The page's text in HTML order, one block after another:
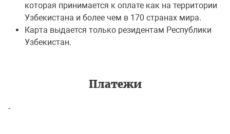
которая принимается к оплате как на территории
Узбекистана и более чем в 170 странах мира.
Карта выдается только резидентам Республики
Узбекистан.
Платежи
-